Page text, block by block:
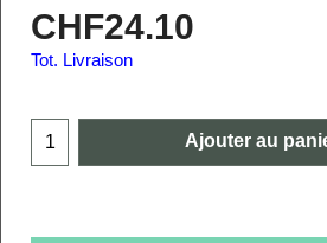
CHF24.10
Tot. Livraison
Ajouter au